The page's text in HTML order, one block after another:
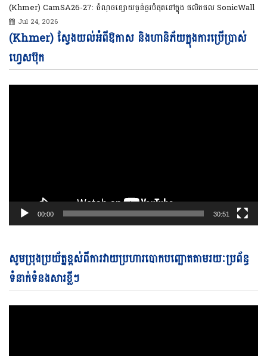
(Khmer) CamSA26-27: ចំណុចខ្សោយធ្ងន់ធ្ងរបំផុតនៅក្នុង ផលិតផល SonicWall
Jul 24, 2026
(Khmer) ស្វែងយល់អំពីឱកាស និងហានិភ័យក្នុងការប្រើប្រាស់
ហ្វេសប៊ុក
00:00 30:51
សូមប្រុងប្រយ័ត្នខ្ពស់ពីការវាយប្រហារបោកបញ្ឆោតតាមរយៈប្រព័ន្ធ
ទំនាក់ទំនងសារខ្លីៗ